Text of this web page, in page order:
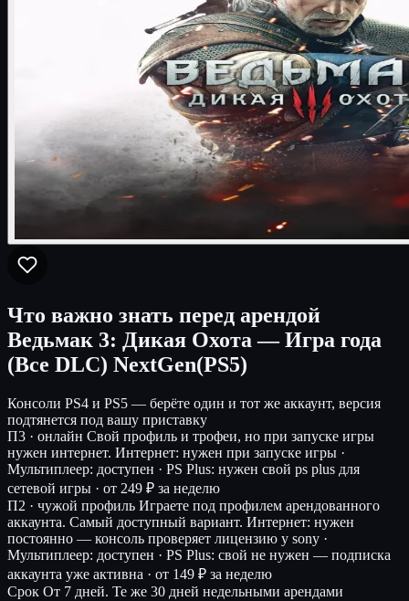
Что важно знать перед арендой
Ведьмак 3: Дикая Охота — Игра года
(Все DLC) NextGen(PS5)
Консоли PS4 и PS5 — берёте один и тот же аккаунт, версия
подтянется под вашу приставку
П3 · онлайн Свой профиль и трофеи, но при запуске игры
нужен интернет. Интернет: нужен при запуске игры ·
Мультиплеер: доступен · PS Plus: нужен свой ps plus для
сетевой игры · от 249 ₽ за неделю
П2 · чужой профиль Играете под профилем арендованного
аккаунта. Самый доступный вариант. Интернет: нужен
постоянно — консоль проверяет лицензию у sony ·
Мультиплеер: доступен · PS Plus: свой не нужен — подписка
аккаунта уже активна · от 149 ₽ за неделю
Срок От 7 дней. Те же 30 дней недельными арендами